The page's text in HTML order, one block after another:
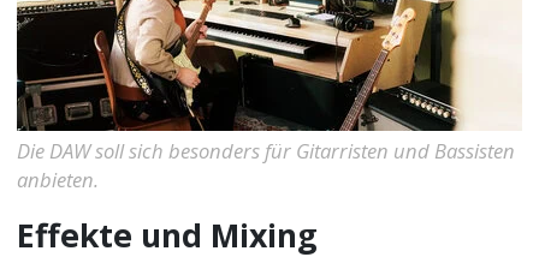
Die DAW soll sich besonders für Gitarristen und Bassisten
anbieten.
Effekte und Mixing